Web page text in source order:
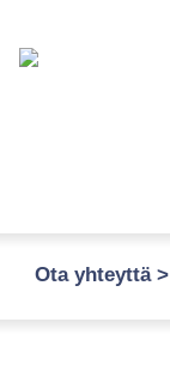
Ota yhteyttä >